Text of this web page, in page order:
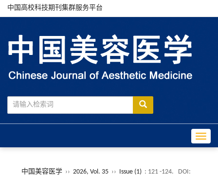
中国高校科技期刊集群服务平台
中国美容医学 ›› 2026, Vol. 35 ›› Issue (1) : 121 -124.
DOI: